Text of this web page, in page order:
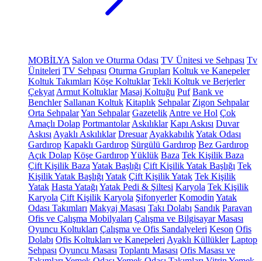
MOBİLYA Salon ve Oturma Odası TV Ünitesi ve Sehpası Tv
Üniteleri TV Sehpası Oturma Grupları Koltuk ve Kanepeler
Koltuk Takımları Köşe Koltuklar Tekli Koltuk ve Berjerler
Çekyat Armut Koltuklar Masaj Koltuğu Puf Bank ve
Benchler Sallanan Koltuk Kitaplık Sehpalar Zigon Sehpalar
Orta SehpalarYan Sehpalar Gazetelik Antre ve Hol Çok
Amaçlı Dolap Portmantolar Askılıklar Kapı Askısı Duvar
Askısı Ayaklı Askılıklar Dresuar AyakkabılıkYatak Odası
Gardırop Kapaklı Gardırop Sürgülü Gardırop Bez Gardırop
Açık Dolap Köşe GardıropYüklük Baza Tek Kişilik Baza
Çift Kişilik Baza Yatak Başlığı Çift Kişilik Yatak Başlığı Tek
Kişilik Yatak Başlığı Yatak Çift Kişilik Yatak Tek Kişilik
Yatak Hasta Yatağı Yatak Pedi & Şiltesi Karyola Tek Kişilik
Karyola Çift Kişilik Karyola Şifonyerler Komodin Yatak
Odası Takımları Makyaj Masası Takı Dolabı Sandık Paravan
Ofis ve Çalışma Mobilyaları Çalışma ve Bilgisayar Masası
Oyuncu Koltukları Çalışma ve Ofis Sandalyeleri Keson Ofis
Dolabı Ofis Koltukları ve Kanepeleri Ayaklı Küllükler Laptop
Sehpası Oyuncu Masası Toplantı Masası Ofis Masası ve